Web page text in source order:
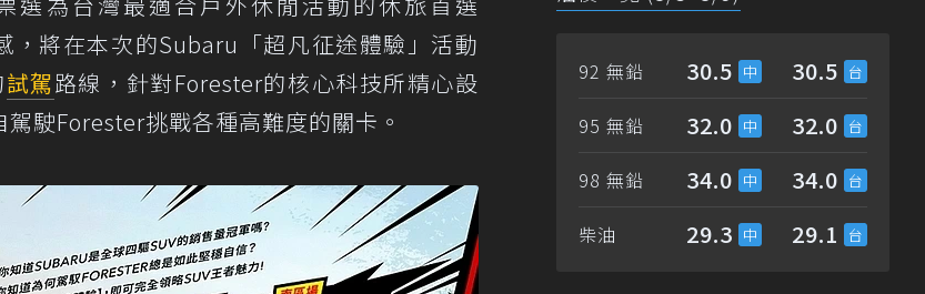
將在本次的Subaru「超凡征途體驗」活動
試駕路線，針對Forester的核心科技所精心設
駛Forester挑戰各種高難度的關卡。
92 無鉛 30.5 30.5
95 無鉛 32.0 32.0
98 無鉛 34.0 34.0
柴油 29.3 29.1